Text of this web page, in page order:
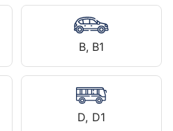
B, B1
D, D1